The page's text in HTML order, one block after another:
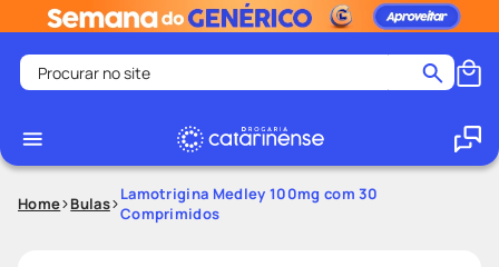
Procurar no site
1
medley
Home Bulas Lamotrigina Medley 100mg com 30
Comprimidos